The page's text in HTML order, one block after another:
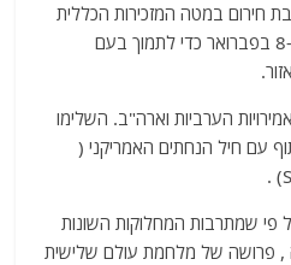
c
e
b
o
o
k
חירום במטה המזכירות הכללית
של ליגת מדינות ערב בקהיר ב -8 בפברואר כדי לתמוך בעם
הערביות וארה"ב. השלימו
עם חיל הנחתים האמריקני (
פי שמתרבות המחלוקות השונות
, פרושה של מלחמת עולם שלישית